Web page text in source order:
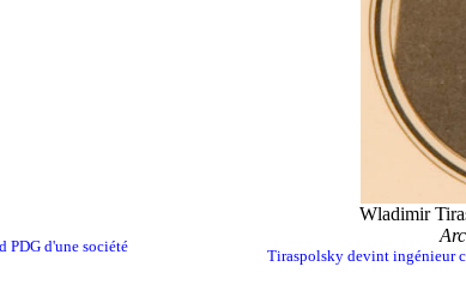
PDG d'une société
Wladimir
Tiraspolsky devint ingénieur